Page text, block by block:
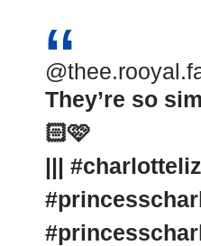
They’re so
🏻🩷
|||